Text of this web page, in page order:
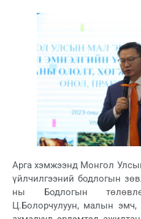
Арга хэмжээнд Монгол
үйлчилгээний бодлогын
ны Бодлогын
Ц.Болорчулуун, малын